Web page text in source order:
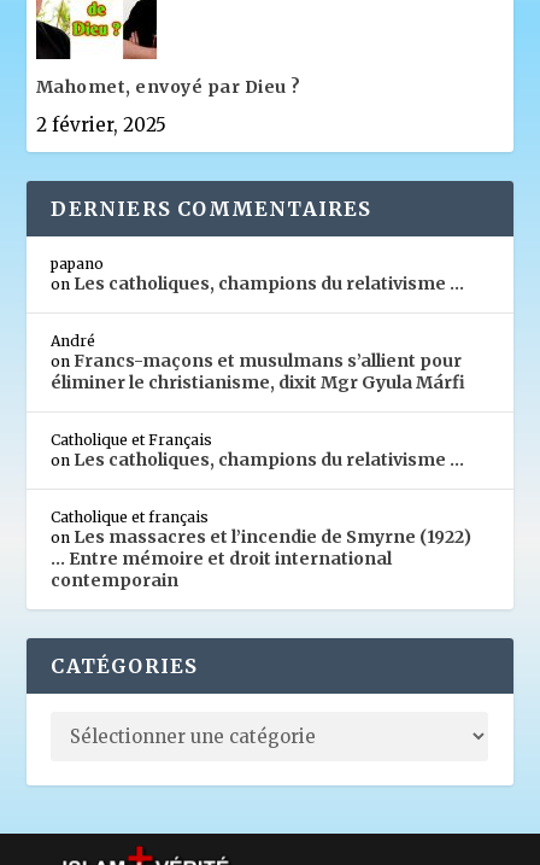
Mahomet, envoyé par Dieu ?
2 février, 2025
DERNIERS COMMENTAIRES
papano
on Les catholiques, champions du relativisme …
André
onFrancs-maçons et musulmans s’allient pour
éliminer le christianisme, dixit Mgr Gyula Márfi
Catholique et Français
on Les catholiques, champions du relativisme …
Catholique et français
on Les massacres et l’incendie de Smyrne (1922)
… Entre mémoire et droit international
contemporain
CATÉGORIES